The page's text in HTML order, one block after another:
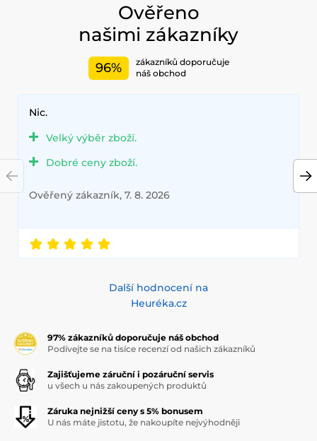
Ověřeno
našimi zákazníky
96%
zákazníků doporučuje
náš obchod
Nic.
Velký výběr zboží.
Dobré ceny zboží.
Ověřený zákazník, 7. 8. 2026
Další hodnocení na
Heuréka.cz
97% zákazníků doporučuje náš obchod
Podívejte se na tisíce recenzí od našich zákazníků
Zajišťujeme záruční i pozáruční servis
u všech u nás zakoupených produktů
Záruka nejnižší ceny s 5% bonusem
U nás máte jistotu, že nakoupíte nejvýhodněji